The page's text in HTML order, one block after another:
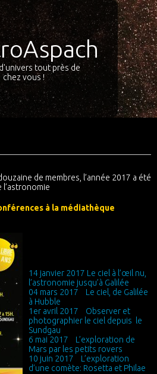
tout près de
chez vous !
de membres, l’année 2017 a été
l’astronomie
à la médiathèque
14 janvier 2017 Le ciel à l’œil nu,
l’astronomie jusqu’à Galilée
04 mars 2017 Le ciel, de Galilée
à Hubble
1er avril 2017 Observer et
photographier le ciel depuis le
Sundgau
6 mai 2017 L’exploration de
Mars par les petits rovers
10 juin 2017 L’exploration
d’une comète: Rosetta et Philae